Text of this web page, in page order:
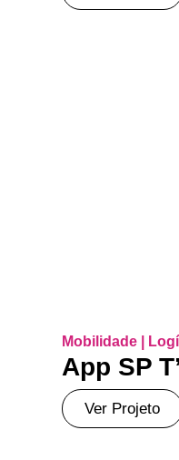
Mobilidade |
App SP
Ver Projeto